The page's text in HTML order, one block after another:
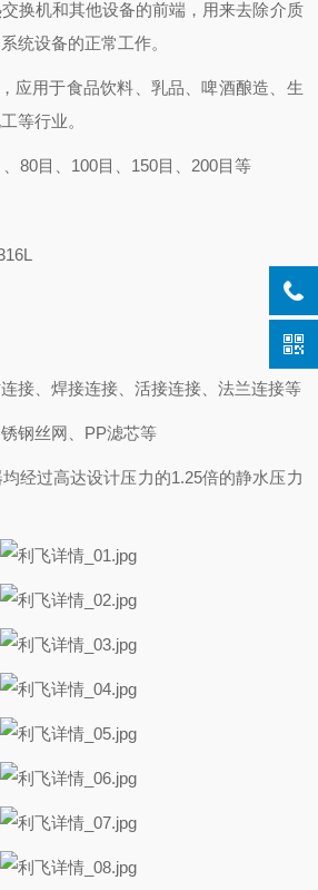
换机和其他设备的前端，用来去除介质
统设备的正常工作。
，应用于食品饮料、乳品、啤酒酿造、生
等行业。
80目、100目、150目、200目等
接、焊接连接、活接连接、法兰连接等
钢丝网、PP滤芯等
经过高达设计压力的1.25倍的静水压力